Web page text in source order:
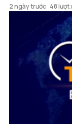
2 ngày trước 48 lượt